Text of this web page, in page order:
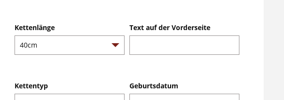
Kettenlänge
Kettentyp
Text auf der Vorderseite
Geburtsdatum